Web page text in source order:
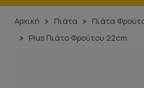
Αρχική Πιάτα
Πιάτα
Plus Πιάτο Φρούτου 22cm